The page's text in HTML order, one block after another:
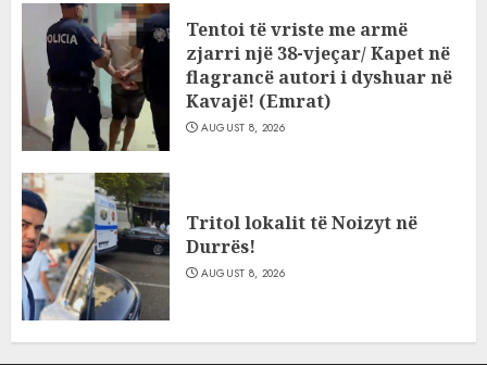
Tentoi të vriste me armë
zjarri një 38-vjeçar/ Kapet në
flagrancë autori i dyshuar në
Kavajë! (Emrat)
AUGUST 8, 2026
Tritol lokalit të Noizyt në
Durrës!
AUGUST 8, 2026